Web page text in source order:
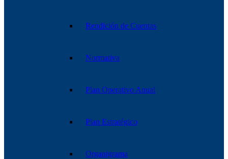
Rendición de Cuentas
Normativa
Plan Operativo Anual
Plan Estratégico
Organigrama